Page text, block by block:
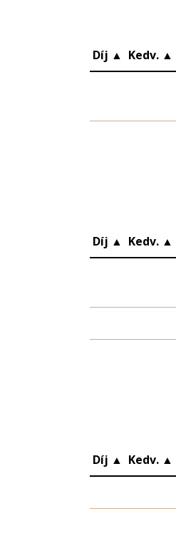
Díj ▲ Kedv. ▲
Díj ▲ Kedv. ▲
Díj ▲ Kedv. ▲